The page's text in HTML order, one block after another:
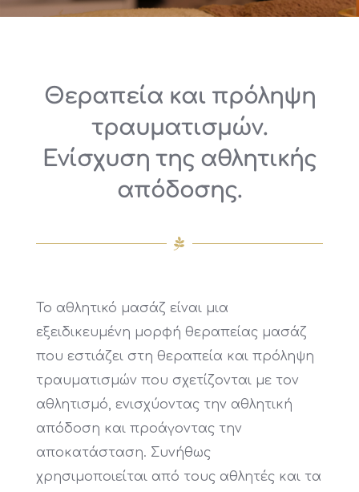
Θεραπεία και πρόληψη
τραυματισμών.
Ενίσχυση της αθλητικής
απόδοσης.
Το αθλητικό μασάζ είναι μια
εξειδικευμένη μορφή θεραπείας μασάζ
που εστιάζει στη θεραπεία και πρόληψη
τραυματισμών που σχετίζονται με τον
αθλητισμό, ενισχύοντας την αθλητική
απόδοση και προάγοντας την
αποκατάσταση. Συνήθως
χρησιμοποιείται από τους αθλητές και τα